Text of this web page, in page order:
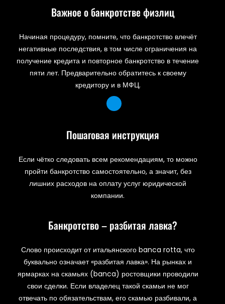
Важное о банкротстве физлиц
Начиная процедуру, помните, что банкротство влечёт
негативные последствия, в том числе ограничения на
получение кредита и повторное банкротство в течение
пяти лет. Предварительно обратитесь к своему
кредитору и в МФЦ.
Пошаговая инструкция
Если чётко следовать всем рекомендациям, то можно
пройти банкротство самостоятельно, а значит, без
лишних расходов на оплату услуг юридической
компании.
Банкротство – разбитая лавка?
Слово происходит от итальянского banca rotta, что
буквально означает «разбитая лавка». На рынках и
ярмарках на скамьях (banca) ростовщики проводили
свои сделки. Если владелец такой скамьи не мог
отвечать по обязательствам, его скамью разбивали, а